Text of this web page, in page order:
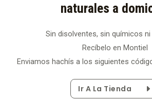
naturales a
Sin disolventes, sin químicos ni
Recíbelo en Montiel
Enviamos hachís a los siguientes
Ir A La Tienda